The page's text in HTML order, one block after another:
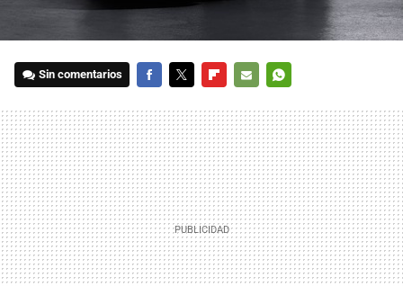
Sin comentarios
MAIL